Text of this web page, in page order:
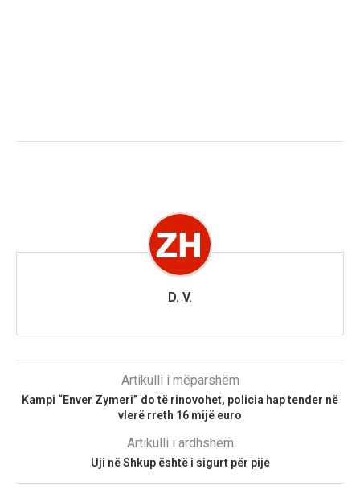
D. V.
Artikulli i mëparshëm
Kampi “Enver Zymeri” do të rinovohet, policia hap tender në
vlerë rreth 16 mijë euro
Artikulli i ardhshëm
Uji në Shkup është i sigurt për pije